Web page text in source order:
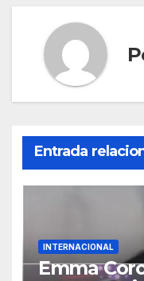
Entrada
INTERNACIONAL
Emma